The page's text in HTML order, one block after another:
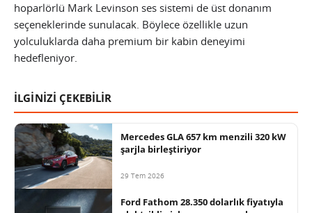
hoparlörlü Mark Levinson ses sistemi de üst donanım
seçeneklerinde sunulacak. Böylece özellikle uzun
yolculuklarda daha premium bir kabin deneyimi
hedefleniyor.
İLGİNİZİ ÇEKEBİLİR
Mercedes GLA 657 km menzili 320 kW
şarjla birleştiriyor
29 Tem 2026
Ford Fathom 28.350 dolarlık fiyatıyla